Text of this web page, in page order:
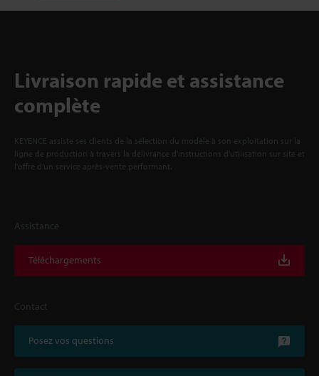
Livraison rapide et assistance
complète
KEYENCE assiste ses clients de la sélection du modèle à son exploitation sur la
ligne de production à travers la délivrance d'instructions d'utilisation sur site et
l'offre d'un service après-vente performant.
Assistance
Téléchargements
Contact
Posez vos questions